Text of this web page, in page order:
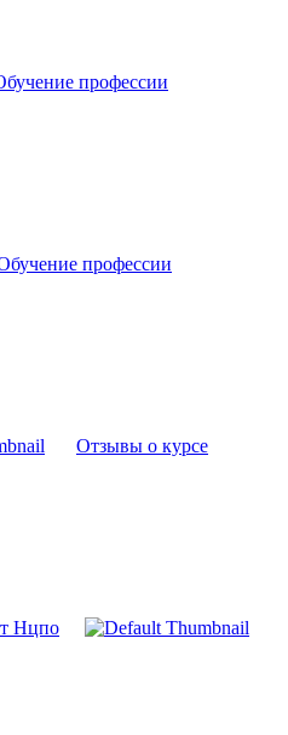
профессии
профессии
Отзывы о курсе
Нцпо